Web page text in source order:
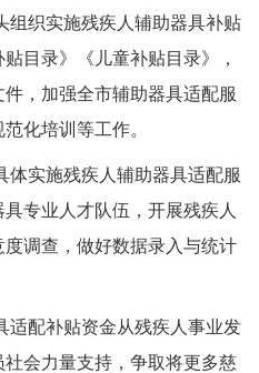
组织实施残疾人辅助器具补贴
目录》《儿童补贴目录》，
，加强全市辅助器具适配服
化培训等工作。
体实施残疾人辅助器具适配服
专业人才队伍，开展残疾人
调查，做好数据录入与统计
适配补贴资金从残疾人事业发
会力量支持，争取将更多慈